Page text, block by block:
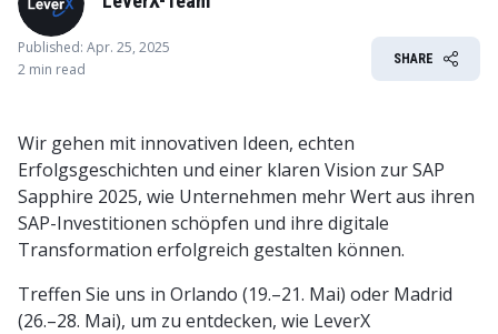
Published: Apr. 25, 2025
2 min read
SHARE
Wir gehen mit innovativen Ideen, echten
Erfolgsgeschichten und einer klaren Vision zur SAP
Sapphire 2025, wie Unternehmen mehr Wert aus ihren
SAP-Investitionen schöpfen und ihre digitale
Transformation erfolgreich gestalten können.
Treffen Sie uns in Orlando (19.–21. Mai) oder Madrid
(26.–28. Mai), um zu entdecken, wie LeverX